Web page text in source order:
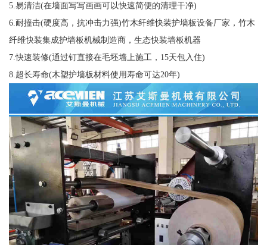
5.易清洁(在墙面写写画画可以快速简便的清理干净)
6.耐撞击(硬度高，抗冲击力强)竹木纤维快装护墙板设备厂家，竹木
纤维快装集成护墙板机械制造商，生态快装墙板机器
7.快速装修(通过钉直接在毛坯墙上施工，15天包入住)
8.超长寿命(木塑护墙板材料使用寿命可达20年)